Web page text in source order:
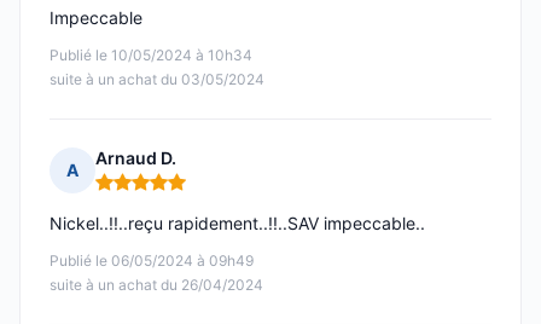
Publié le 10/05/2024 à 10h34
suite à un achat du 03/05/2024
Impeccable
A
Arnaud D.
Note : 5 sur 5
Publié le 06/05/2024 à 09h49
suite à un achat du 26/04/2024
Nickel..!!..reçu rapidement..!!..SAV impeccable..